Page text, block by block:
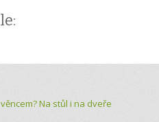
Na stůl i na dveře